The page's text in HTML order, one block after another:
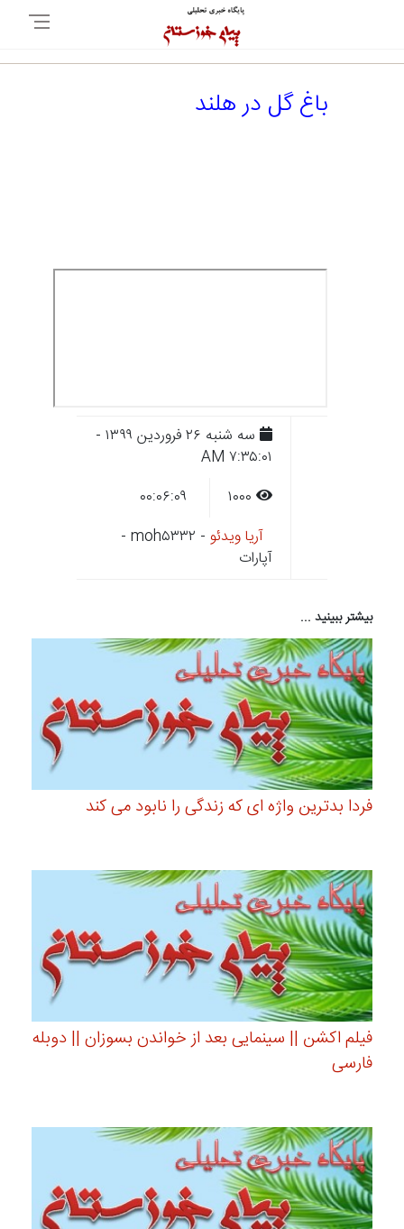
باغ گل در هلند
سه شنبه ۲۶ فروردين ۱۳۹۹ -
۷:۳۵:۰۱ AM
آریا ویدئو
- moh۵۳۳۲ -
آپارات
بیشتر ببینید ...
فردا بدترین واژه ای که زندگی را نابود می کند
فیلم اکشن || سینمایی بعد از خواندن بسوزان || دوبله
فارسی